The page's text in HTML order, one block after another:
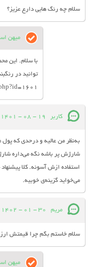
سلام چه رنگ هایی دارع عزیز؟
میهن
با سلام. این
توانید در
کاربر 19 - 08 - 1401
به‌نظر من عالیه و درحدی که پول
شارژش پر باشه نگه می‌داره
استفاده ازش آسونه. کلا
می‌خواید گزینه‌ی خوبیه.
مریم 30 - 01 - 1402
سلام خاستم بگم چرا قیمتش
میهن